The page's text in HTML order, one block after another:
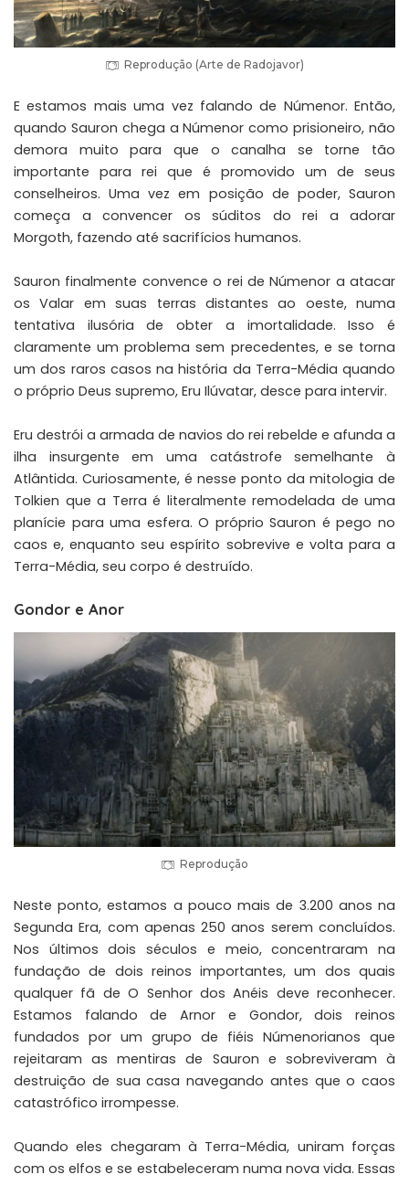
Reprodução (Arte de Radojavor)
E estamos mais uma vez falando de Númenor. Então,
quando Sauron chega a Númenor como prisioneiro, não
demora muito para que o canalha se torne tão
importante para rei que é promovido um de seus
conselheiros. Uma vez em posição de poder, Sauron
começa a convencer os súditos do rei a adorar
Morgoth, fazendo até sacrifícios humanos.
Sauron finalmente convence o rei de Númenor a atacar
os Valar em suas terras distantes ao oeste, numa
tentativa ilusória de obter a imortalidade. Isso é
claramente um problema sem precedentes, e se torna
um dos raros casos na história da Terra-Média quando
o próprio Deus supremo, Eru Ilúvatar, desce para intervir.
Eru destrói a armada de navios do rei rebelde e afunda a
ilha insurgente em uma catástrofe semelhante à
Atlântida. Curiosamente, é nesse ponto da mitologia de
Tolkien que a Terra é literalmente remodelada de uma
planície para uma esfera. O próprio Sauron é pego no
caos e, enquanto seu espírito sobrevive e volta para a
Terra-Média, seu corpo é destruído.
Gondor e Anor
Reprodução
Neste ponto, estamos a pouco mais de 3.200 anos na
Segunda Era, com apenas 250 anos serem concluídos.
Nos últimos dois séculos e meio, concentraram na
fundação de dois reinos importantes, um dos quais
qualquer fã de O Senhor dos Anéis deve reconhecer.
Estamos falando de Arnor e Gondor, dois reinos
fundados por um grupo de fiéis Númenorianos que
rejeitaram as mentiras de Sauron e sobreviveram à
destruição de sua casa navegando antes que o caos
catastrófico irrompesse.
Quando eles chegaram à Terra-Média, uniram forças
com os elfos e se estabeleceram numa nova vida. Essas